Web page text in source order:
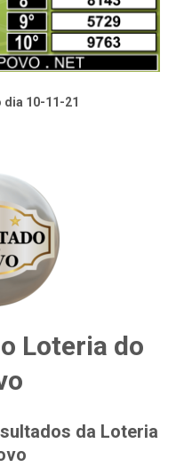
10-11-21
Loteria do
da Loteria